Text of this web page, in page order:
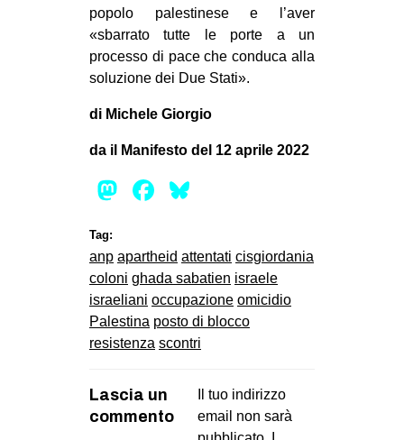
popolo palestinese e l’aver
«sbarrato tutte le porte a un
processo di pace che conduca alla
soluzione dei Due Stati».
di Michele Giorgio
da il Manifesto del 12 aprile 2022
Mastodon
Facebook
Tag:
anp apartheid attentati cisgiordania
coloni ghada sabatien israele
israeliani occupazione omicidio
Palestina posto di blocco
resistenza scontri
Lascia un
commento
Il tuo indirizzo
email non sarà